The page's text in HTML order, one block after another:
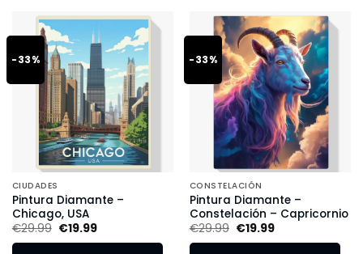
-33%
CIUDADES
Pintura Diamante –
Chicago, USA
€29.99 €19.99
-33%
CONSTELACIÓN
Pintura Diamante –
Constelación – Capricornio
€29.99 €19.99